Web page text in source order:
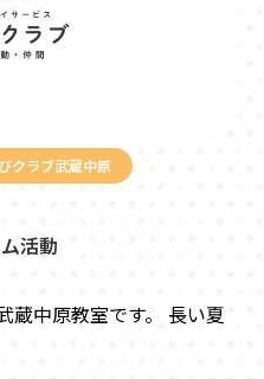
クラブ武蔵中原
活動
蔵中原教室です。 長い夏